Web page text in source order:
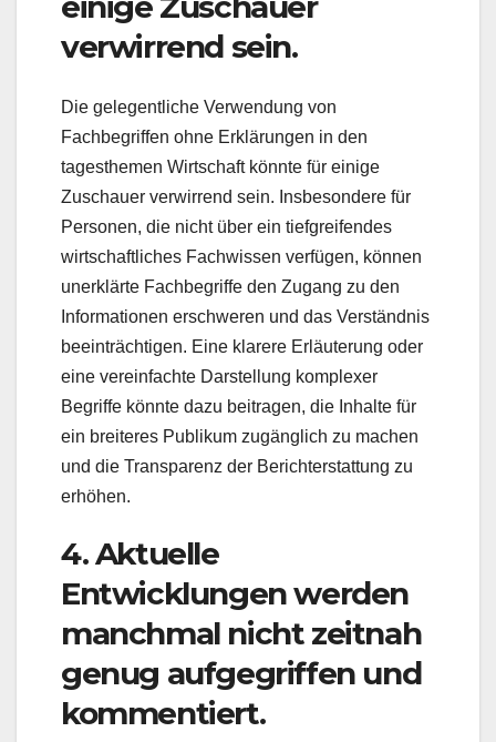
verwirrend sein.
Die gelegentliche Verwendung von
Fachbegriffen ohne Erklärungen in den
tagesthemen Wirtschaft könnte für einige
Zuschauer verwirrend sein. Insbesondere für
Personen, die nicht über ein tiefgreifendes
wirtschaftliches Fachwissen verfügen, können
unerklärte Fachbegriffe den Zugang zu den
Informationen erschweren und das Verständnis
beeinträchtigen. Eine klarere Erläuterung oder
eine vereinfachte Darstellung komplexer
Begriffe könnte dazu beitragen, die Inhalte für
ein breiteres Publikum zugänglich zu machen
und die Transparenz der Berichterstattung zu
erhöhen.
4. Aktuelle
Entwicklungen werden
manchmal nicht zeitnah
genug aufgegriffen und
kommentiert.